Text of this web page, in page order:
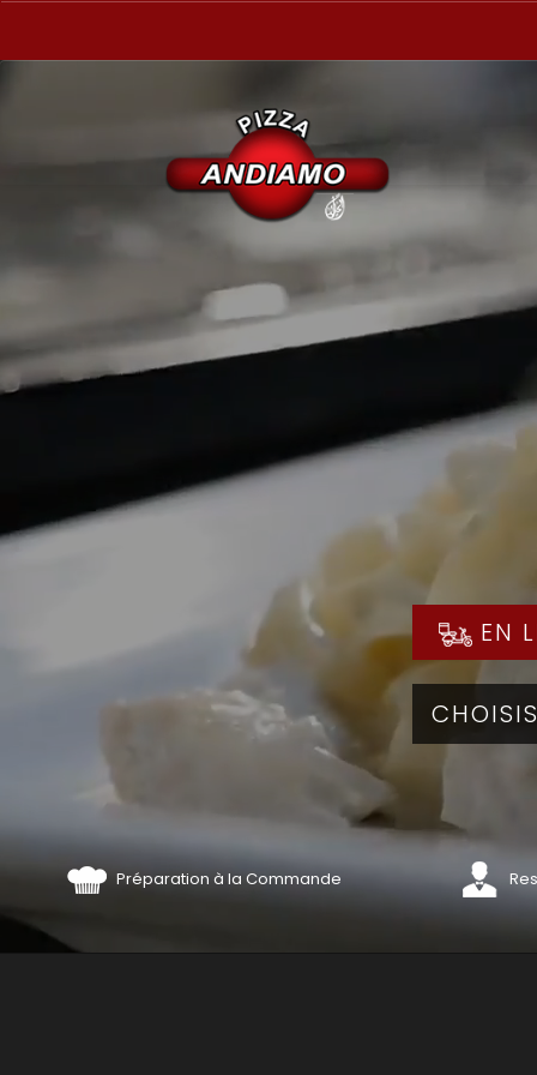
EN
Préparation à la Commande